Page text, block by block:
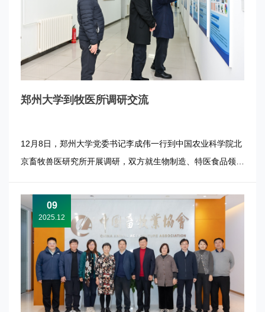
郑州大学到牧医所调研交流
12月8日，郑州大学党委书记李成伟一行到中国农业科学院北
京畜牧兽医研究所开展调研，双方就生物制造、特医食品领域
意向。牧医所所长张军民、副所长周正奎等出席活动。 李成
伟一行参观了牧医所智能算力共享平台、奶产品质量与风险评
估科技创新团队和优...
09
2025.12